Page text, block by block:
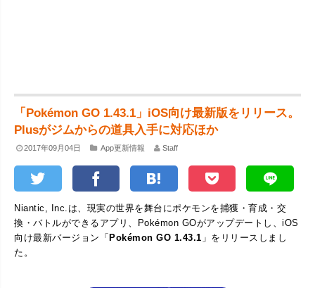
「Pokémon GO 1.43.1」iOS向け最新版をリリース。
Plusがジムからの道具入手に対応ほか
2017年09月04日 App更新情報 Staff
Niantic, Inc.は、現実の世界を舞台にポケモンを捕獲・育成・交
換・バトルができるアプリ、Pokémon GOがアップデートし、iOS
向け最新バージョン「Pokémon GO 1.43.1 」をリリースしまし
た。